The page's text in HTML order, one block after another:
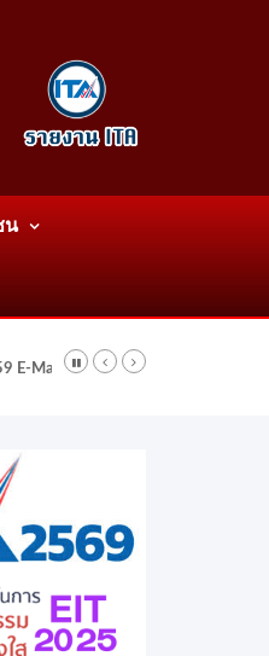
น
Mail: wattatnk@gmail.com